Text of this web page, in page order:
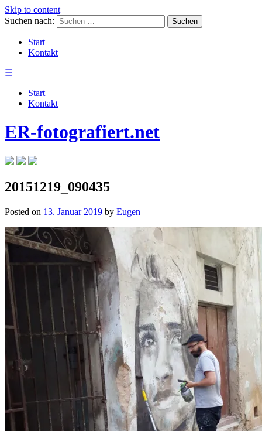
Skip to content
Suchen nach:
Start
Kontakt
☰
Start
Kontakt
ER-fotografiert.net
20151219_090435
Posted on 13. Januar 2019 by Eugen